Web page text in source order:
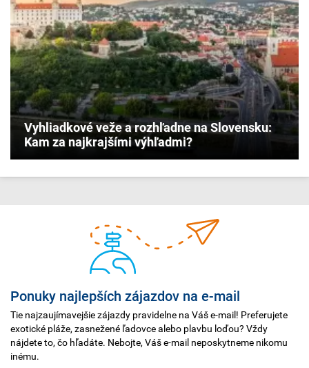
Vyhliadkové veže a rozhľadne na Slovensku:
Kam za najkrajšími výhľadmi?
Ponuky najlepších zájazdov na e-mail
Tie najzaujímavejšie zájazdy pravidelne na Váš e-mail! Preferujete
exotické pláže, zasnežené ľadovce alebo plavbu loďou? Vždy
nájdete to, čo hľadáte. Nebojte, Váš e-mail neposkytneme nikomu
inému.